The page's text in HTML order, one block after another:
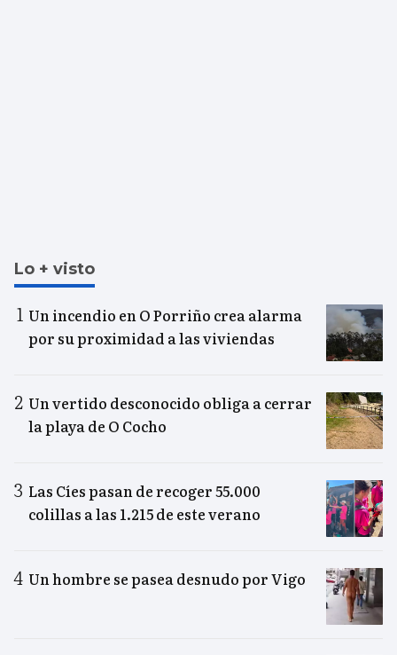
Lo + visto
Un incendio en O Porriño crea alarma
por su proximidad a las viviendas
Un vertido desconocido obliga a cerrar
la playa de O Cocho
Las Cíes pasan de recoger 55.000
colillas a las 1.215 de este verano
Un hombre se pasea desnudo por Vigo